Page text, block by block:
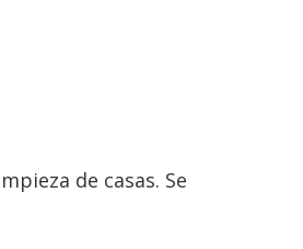
de casas. Se